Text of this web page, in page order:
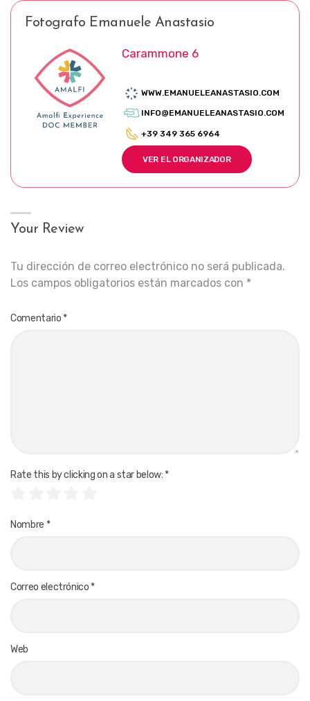
Fotografo Emanuele Anastasio
Carammone 6
WWW.EMANUELEANASTASIO.COM
INFO@EMANUELEANASTASIO.COM
+39 349 365 6964
VER EL ORGANIZADOR
Your Review
Tu dirección de correo electrónico no será publicada.
Los campos obligatorios están marcados con *
Comentario *
Rate this by clicking on a star below: *
Nombre *
Correo electrónico *
Web